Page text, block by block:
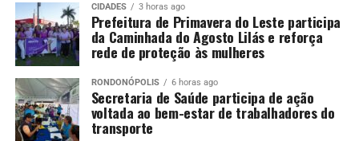
CIDADES 3 horas ago
Prefeitura de Primavera do Leste participa
da Caminhada do Agosto Lilás e reforça
rede de proteção às mulheres
RONDONÓPOLIS 6 horas ago
Secretaria de Saúde participa de ação
voltada ao bem-estar de trabalhadores do
transporte